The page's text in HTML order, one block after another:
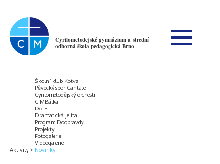
Cyrilometodějské gymnázium a střední
odborná škola pedagogická Brno
Aktivity
Školní klub Kotva
Pěvecký sbor Cantate
Cyrilometodějský orchestr
CiMBálka
DofE
Dramatická jelita
Program Doopravdy
Projekty
Fotogalerie
Videogalerie
Novinky